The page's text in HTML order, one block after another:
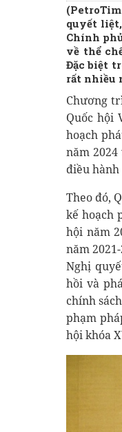
quyết
Chính
về thể
Đặc biệt
rất nhiều
Chương
Quốc hội
hoạch
năm
điều
Theo đó,
kế hoạch
hội năm
năm
Nghị
hồi và
chính
phạm
hội khóa